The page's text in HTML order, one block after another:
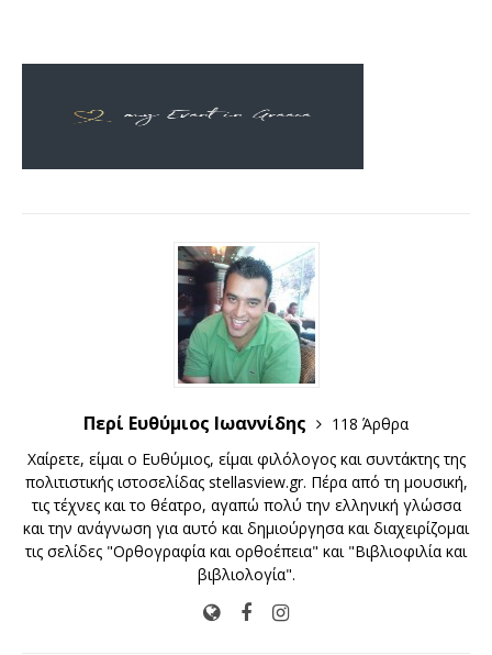
Περί Ευθύμιος Ιωαννίδης
118 Άρθρα
Xαίρετε, είμαι ο Ευθύμιος, είμαι φιλόλογος και συντάκτης της
πολιτιστικής ιστοσελίδας stellasview.gr. Πέρα από τη μουσική,
τις τέχνες και το θέατρο, αγαπώ πολύ την ελληνική γλώσσα
και την ανάγνωση για αυτό και δημιούργησα και διαχειρίζομαι
τις σελίδες "Ορθογραφία και ορθοέπεια" και "Βιβλιοφιλία και
βιβλιολογία".